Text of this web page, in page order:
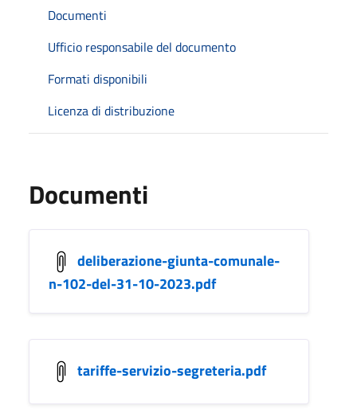
Documenti
Ufficio responsabile del documento
Formati disponibili
Licenza di distribuzione
Documenti
deliberazione-giunta-comunale-
n-102-del-31-10-2023.pdf
tariffe-servizio-segreteria.pdf